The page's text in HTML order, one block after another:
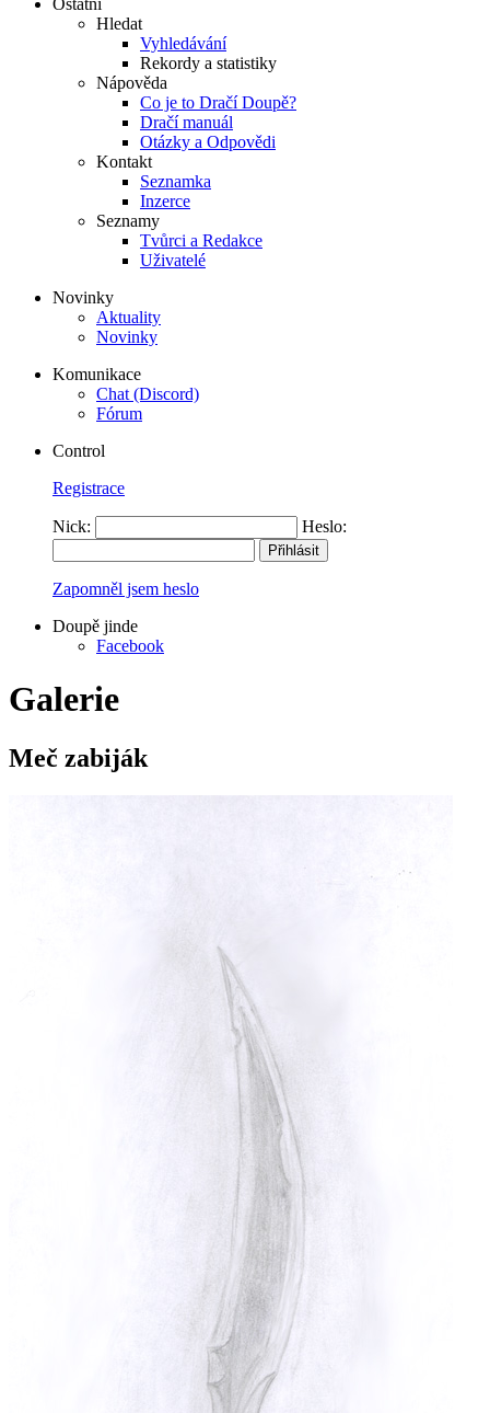
Hledat
Vyhledávání
Rekordy a statistiky
Nápověda
Co je to Dračí Doupě?
Dračí manuál
Otázky a Odpovědi
Kontakt
Seznamka
Inzerce
Seznamy
Tvůrci a Redakce
Uživatelé
Novinky
Aktuality
Novinky
Komunikace
Chat (Discord)
Fórum
Control
Registrace
Nick: Heslo:
Zapomněl jsem heslo
Doupě jinde
Facebook
Galerie
Meč zabiják